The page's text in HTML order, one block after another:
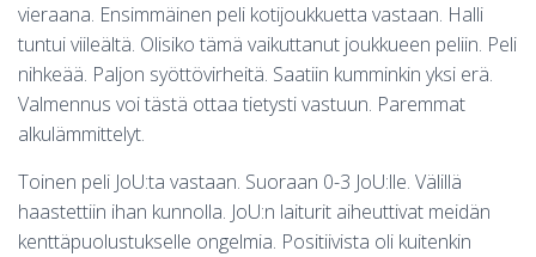
vieraana. Ensimmäinen peli kotijoukkuetta vastaan. Halli
tuntui viileältä. Olisiko tämä vaikuttanut joukkueen peliin. Peli
nihkeää. Paljon syöttövirheitä. Saatiin kumminkin yksi erä.
Valmennus voi tästä ottaa tietysti vastuun. Paremmat
alkulämmittelyt.
Toinen peli JoU:ta vastaan. Suoraan 0-3 JoU:lle. Välillä
haastettiin ihan kunnolla. JoU:n laiturit aiheuttivat meidän
kenttäpuolustukselle ongelmia. Positiivista oli kuitenkin